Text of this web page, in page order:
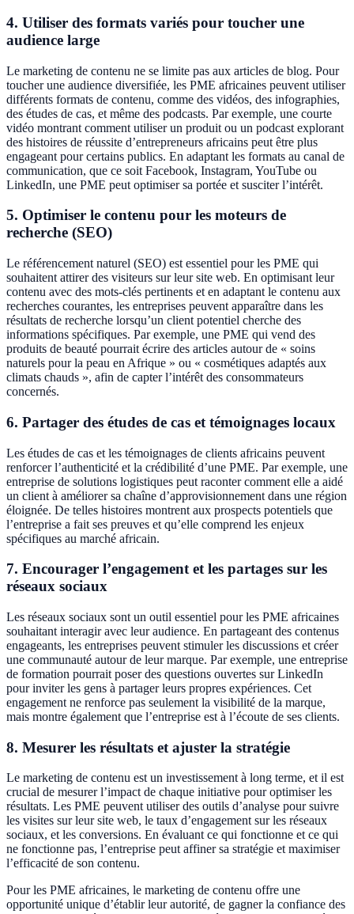
4. Utiliser des formats variés pour toucher une
audience large
Le marketing de contenu ne se limite pas aux articles de blog. Pour
toucher une audience diversifiée, les PME africaines peuvent utiliser
différents formats de contenu, comme des vidéos, des infographies,
des études de cas, et même des podcasts. Par exemple, une courte
vidéo montrant comment utiliser un produit ou un podcast explorant
des histoires de réussite d’entrepreneurs africains peut être plus
engageant pour certains publics. En adaptant les formats au canal de
communication, que ce soit Facebook, Instagram, YouTube ou
LinkedIn, une PME peut optimiser sa portée et susciter l’intérêt.
5. Optimiser le contenu pour les moteurs de
recherche (SEO)
Le référencement naturel (SEO) est essentiel pour les PME qui
souhaitent attirer des visiteurs sur leur site web. En optimisant leur
contenu avec des mots-clés pertinents et en adaptant le contenu aux
recherches courantes, les entreprises peuvent apparaître dans les
résultats de recherche lorsqu’un client potentiel cherche des
informations spécifiques. Par exemple, une PME qui vend des
produits de beauté pourrait écrire des articles autour de « soins
naturels pour la peau en Afrique » ou « cosmétiques adaptés aux
climats chauds », afin de capter l’intérêt des consommateurs
concernés.
6. Partager des études de cas et témoignages locaux
Les études de cas et les témoignages de clients africains peuvent
renforcer l’authenticité et la crédibilité d’une PME. Par exemple, une
entreprise de solutions logistiques peut raconter comment elle a aidé
un client à améliorer sa chaîne d’approvisionnement dans une région
éloignée. De telles histoires montrent aux prospects potentiels que
l’entreprise a fait ses preuves et qu’elle comprend les enjeux
spécifiques au marché africain.
7. Encourager l’engagement et les partages sur les
réseaux sociaux
Les réseaux sociaux sont un outil essentiel pour les PME africaines
souhaitant interagir avec leur audience. En partageant des contenus
engageants, les entreprises peuvent stimuler les discussions et créer
une communauté autour de leur marque. Par exemple, une entreprise
de formation pourrait poser des questions ouvertes sur LinkedIn
pour inviter les gens à partager leurs propres expériences. Cet
engagement ne renforce pas seulement la visibilité de la marque,
mais montre également que l’entreprise est à l’écoute de ses clients.
8. Mesurer les résultats et ajuster la stratégie
Le marketing de contenu est un investissement à long terme, et il est
crucial de mesurer l’impact de chaque initiative pour optimiser les
résultats. Les PME peuvent utiliser des outils d’analyse pour suivre
les visites sur leur site web, le taux d’engagement sur les réseaux
sociaux, et les conversions. En évaluant ce qui fonctionne et ce qui
ne fonctionne pas, l’entreprise peut affiner sa stratégie et maximiser
l’efficacité de son contenu.
Pour les PME africaines, le marketing de contenu offre une
opportunité unique d’établir leur autorité, de gagner la confiance des